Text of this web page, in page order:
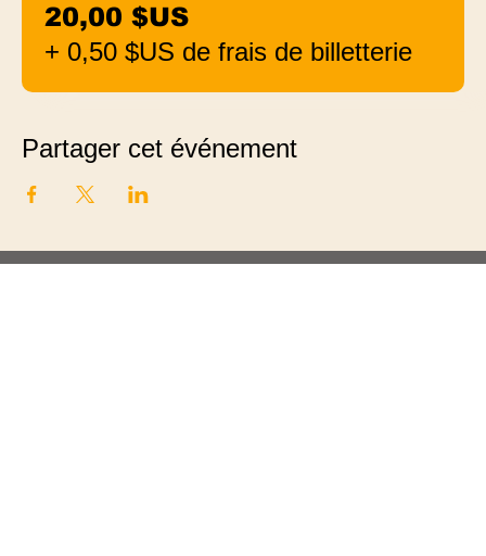
20,00 $US
+ 0,50 $US de frais de billetterie
Partager cet événement